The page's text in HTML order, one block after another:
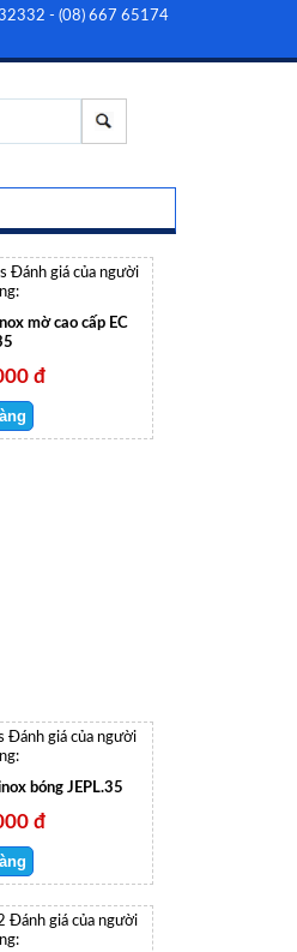
- (08) 667 65174
Đánh giá của người
mờ cao cấp EC
đ
Đánh giá của người
bóng JEPL.35
đ
Đánh giá của người